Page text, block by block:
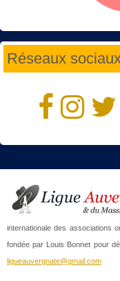
Réseaux
internationale des associations
fondée par Louis Bonnet pour
ligueauvergnate@gmail.com